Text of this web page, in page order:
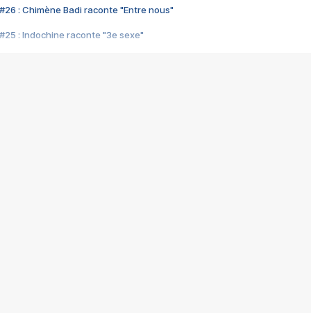
#26 : Chimène Badi raconte "Entre nous"
#25 : Indochine raconte "3e sexe"